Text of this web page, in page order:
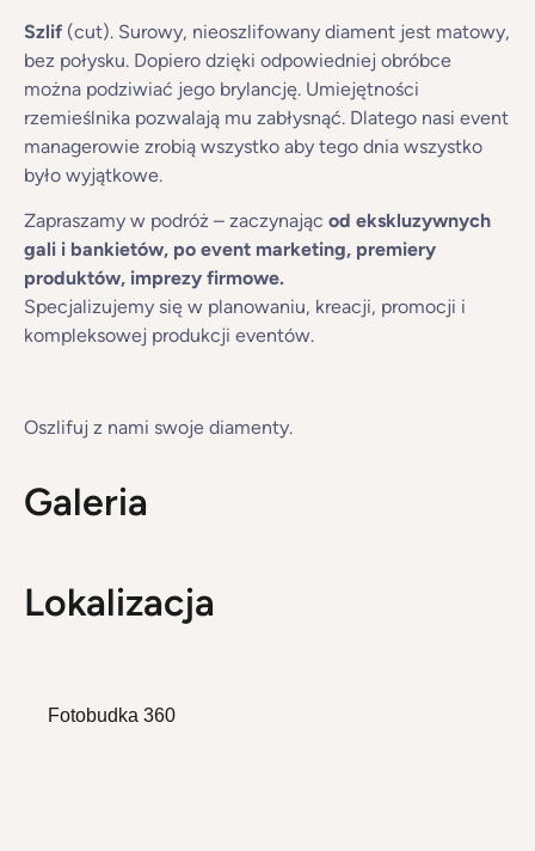
Szlif (cut). Surowy, nieoszlifowany diament jest matowy,
bez połysku. Dopiero dzięki odpowiedniej obróbce
można podziwiać jego brylancję. Umiejętności
rzemieślnika pozwalają mu zabłysnąć. Dlatego nasi event
managerowie zrobią wszystko aby tego dnia wszystko
było wyjątkowe.
Zapraszamy w podróż – zaczynając od ekskluzywnych
gali i bankietów, po event marketing, premiery
produktów, imprezy firmowe.
Specjalizujemy się w planowaniu, kreacji, promocji i
kompleksowej produkcji eventów.
Oszlifuj z nami swoje diamenty.
Galeria
Lokalizacja
Fotobudka 360